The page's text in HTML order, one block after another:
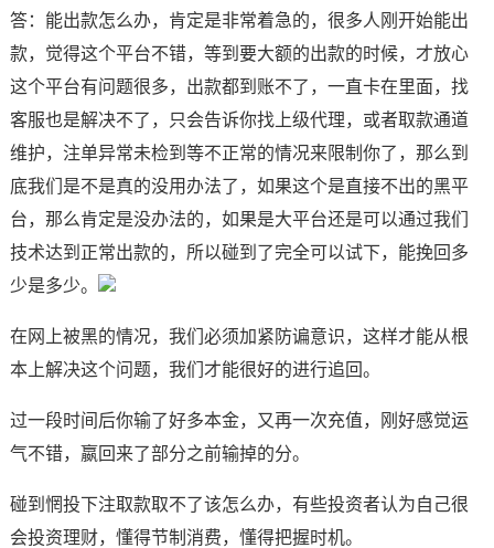
答：能出款怎么办，肯定是非常着急的，很多人刚开始能出
款，觉得这个平台不错，等到要大额的出款的时候，才放心
这个平台有问题很多，出款都到账不了，一直卡在里面，找
客服也是解决不了，只会告诉你找上级代理，或者取款通道
维护，注单异常未检到等不正常的情况来限制你了，那么到
底我们是不是真的没用办法了，如果这个是直接不出的黑平
台，那么肯定是没办法的，如果是大平台还是可以通过我们
技术达到正常出款的，所以碰到了完全可以试下，能挽回多
少是多少。
在网上被黑的情况，我们必须加紧防谝意识，这样才能从根
本上解决这个问题，我们才能很好的进行追回。
过一段时间后你输了好多本金，又再一次充值，刚好感觉运
气不错，嬴回来了部分之前输掉的分。
碰到惘投下注取款取不了该怎么办，有些投资者认为自己很
会投资理财，懂得节制消费，懂得把握时机。